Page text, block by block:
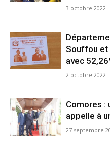
3 octobre 2022
Souffou et
avec
2 octobre 2022
Comores :
appelle à
27 septembre